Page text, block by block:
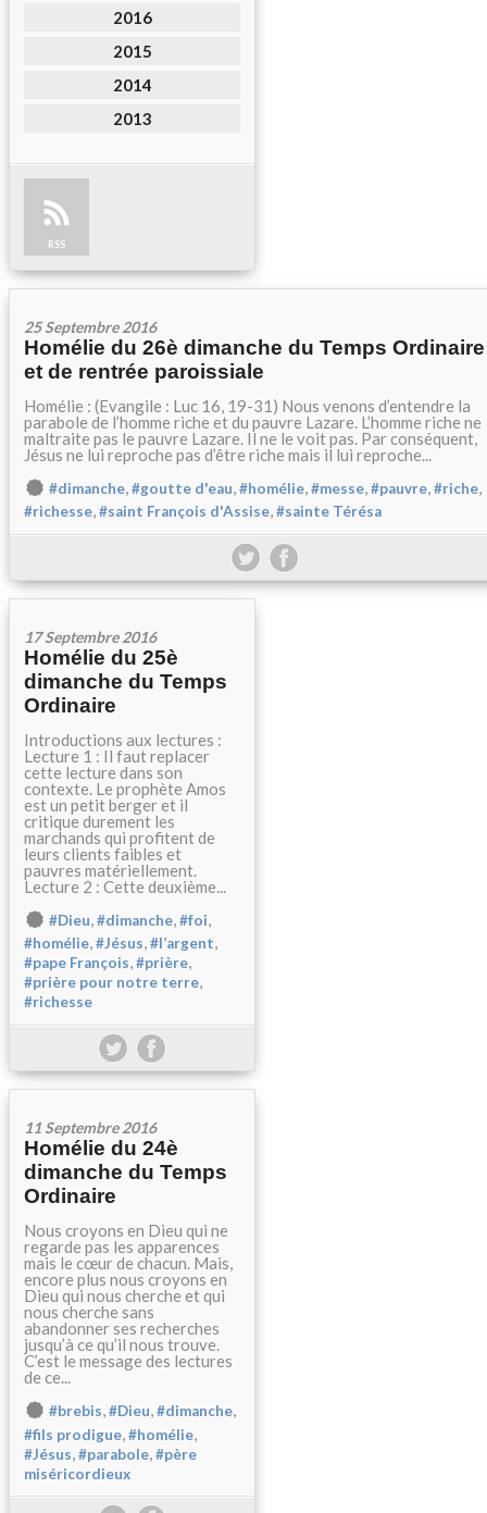
2016
2015
2014
2013
RSS
25 Septembre 2016
Homélie du 26è dimanche du Temps Ordinaire
et de rentrée paroissiale
Homélie : (Evangile : Luc 16, 19-31) Nous venons d’entendre la
parabole de l’homme riche et du pauvre Lazare. L’homme riche ne
maltraite pas le pauvre Lazare. Il ne le voit pas. Par conséquent,
Jésus ne lui reproche pas d’être riche mais il lui reproche...
#dimanche,#goutte d'eau,#homélie,#messe,#pauvre,#riche,
#richesse,#saint François d'Assise,#sainte Térésa
17 Septembre 2016
Homélie du 25è
dimanche du Temps
Ordinaire
Introductions aux lectures :
Lecture 1 : Il faut replacer
cette lecture dans son
contexte. Le prophète Amos
est un petit berger et il
critique durement les
marchands qui profitent de
leurs clients faibles et
pauvres matériellement.
Lecture 2 : Cette deuxième...
#Dieu,#dimanche,#foi,
#homélie,#Jésus,#l’argent,
#pape François,#prière,
#prière pour notre terre,
#richesse
11 Septembre 2016
Homélie du 24è
dimanche du Temps
Ordinaire
Nous croyons en Dieu qui ne
regarde pas les apparences
mais le cœur de chacun. Mais,
encore plus nous croyons en
Dieu qui nous cherche et qui
nous cherche sans
abandonner ses recherches
jusqu’à ce qu’il nous trouve.
C’est le message des lectures
de ce...
#brebis,#Dieu,#dimanche,
#fils prodigue #homélie
#Jésus #parabole #père
miséricordieux